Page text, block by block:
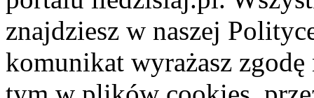
znajdziesz w naszej
komunikat wyrażasz